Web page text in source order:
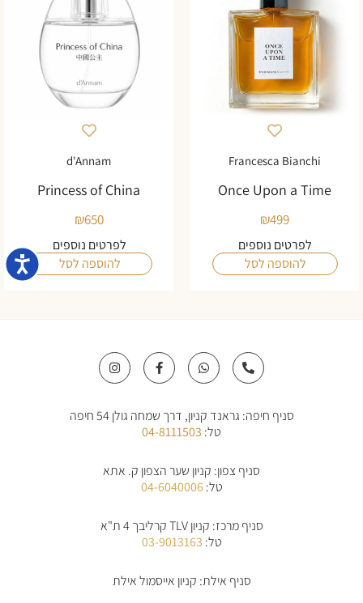
Francesca Bianchi
Once Upon a Time
₪499
לפרטים נוספים
להוספה לסל
d'Annam
Princess of China
₪650
לפרטים נוספים
להוספה לסל
P
h
o
-
W
h
a
a
p
F
a
c
o
o
k
f
I
n
s
g
סניף חיפה: גראנד קניון, דרך שמחה גולן 54 חיפה
טל:04-8111503
סניף צפון: קניון שער הצפון ק. אתא
טל:04-6040006
סניף מרכז: קניון TLV קרליבך 4 ת"א
טל:03-9013163
סניף אילת: קניון אייסמול אילת